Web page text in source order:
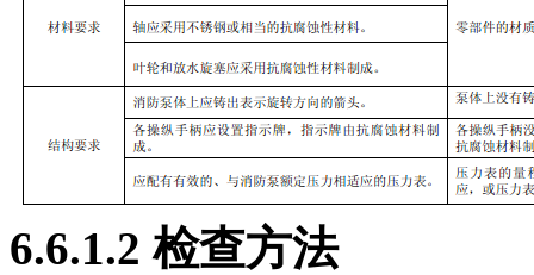
6.6.1.2检查方法